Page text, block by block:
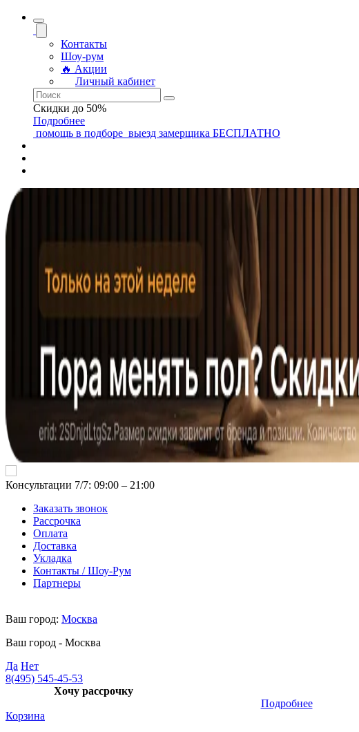
Контакты
Шоу-рум
🔥 Акции
Личный кабинет
Скидки до 50%
Подробнее
помощь в подборе выезд замерщика БЕСПЛАТНО
Консультации 7/7: 09:00 ‒ 21:00
Заказать звонок
Рассрочка
Оплата
Доставка
Укладка
Контакты / Шоу-Рум
Партнеры
Ваш город: Москва
Ваш город - Москва
Да Нет
8(495) 545-45-53
Хочу рассрочку
Подробнее
Корзина